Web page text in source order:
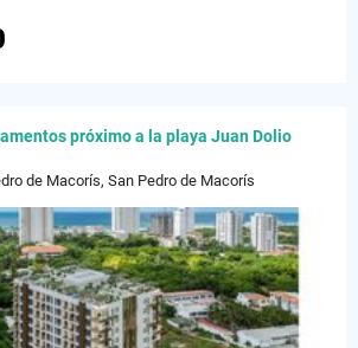
próximo a la playa Juan Dolio
de Macorís, San Pedro de Macorís